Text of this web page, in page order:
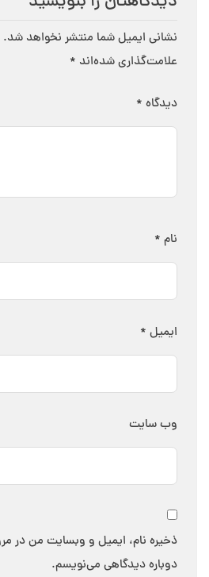
نشانی ایمیل شما منتشر نخواهد شد.
علامت‌گذاری شده‌اند *
دیدگاه *
نام *
ایمیل *
وب‌ سایت
ذخیره نام، ایمیل و وبسایت من در
دوباره دیدگاهی می‌نویسم.